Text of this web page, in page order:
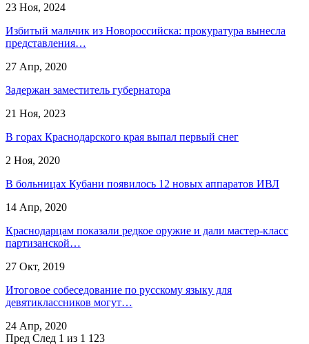
23 Ноя, 2024
Избитый мальчик из Новороссийска: прокуратура вынесла
представления…
27 Апр, 2020
Задержан заместитель губернатора
21 Ноя, 2023
В горах Краснодарского края выпал первый снег
2 Ноя, 2020
В больницах Кубани появилось 12 новых аппаратов ИВЛ
14 Апр, 2020
Краснодарцам показали редкое оружие и дали мастер-класс
партизанской…
27 Окт, 2019
Итоговое собеседование по русскому языку для
девятиклассников могут…
24 Апр, 2020
Пред След 1 из 1 123